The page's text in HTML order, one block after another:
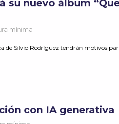
su nuevo álbum
mínima
de Silvio Rodríguez tendrán motivos
con IA generativa